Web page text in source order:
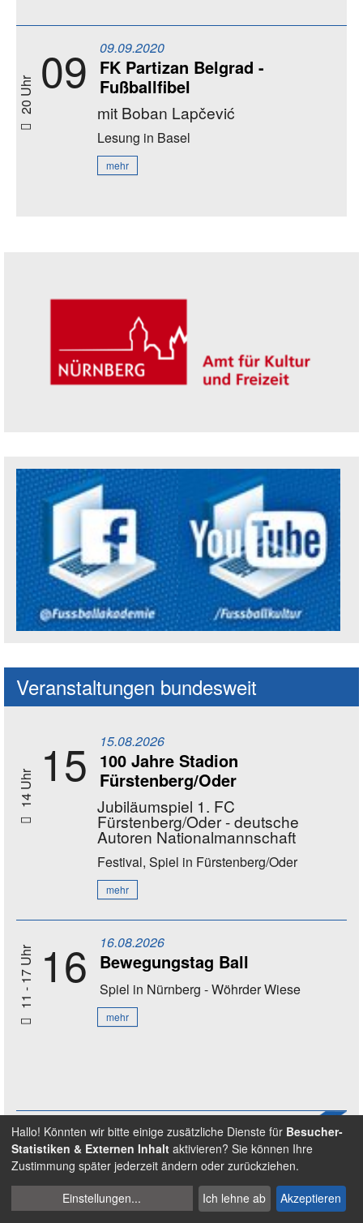
20 Uhr 09 09.09.2020
FK Partizan Belgrad -
Fußballfibel
mit Boban Lapčević
Lesung in Basel
mehr
Veranstaltungen bundesweit
14 Uhr 15 15.08.2026
100 Jahre Stadion
Fürstenberg/Oder
Jubiläumspiel 1. FC
Fürstenberg/Oder - deutsche
Autoren Nationalmannschaft
Festival, Spiel in Fürstenberg/Oder
mehr
11 - 17 Uhr 16 16.08.2026
Bewegungstag Ball
Spiel in Nürnberg - Wöhrder Wiese
mehr
20 Uhr26 26.02.2027
Deutscher Fußball-Kulturpreis
2026
Theater in Nürnberg
Cookies
verwalten
Hallo! Könnten wir bitte einige zusätzliche Dienste für Besucher-
Statistiken & Externen Inhalt aktivieren? Sie können Ihre
Zustimmung später jederzeit ändern oder zurückziehen.
Einstellungen... Ich lehne ab Akzeptieren